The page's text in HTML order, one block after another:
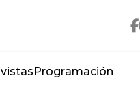
Programación